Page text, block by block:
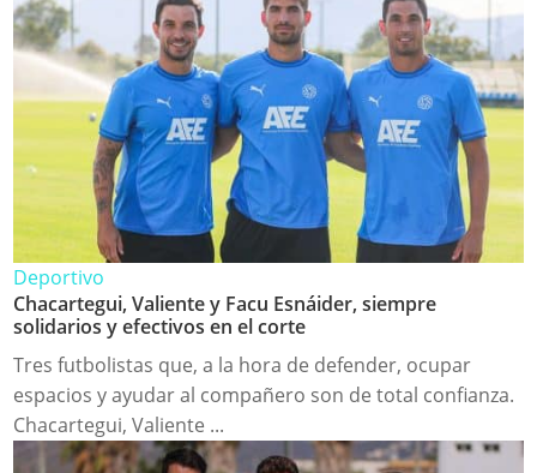
Deportivo
Chacartegui, Valiente y Facu Esnáider, siempre
solidarios y efectivos en el corte
Tres futbolistas que, a la hora de defender, ocupar
espacios y ayudar al compañero son de total confianza.
Chacartegui, Valiente ...